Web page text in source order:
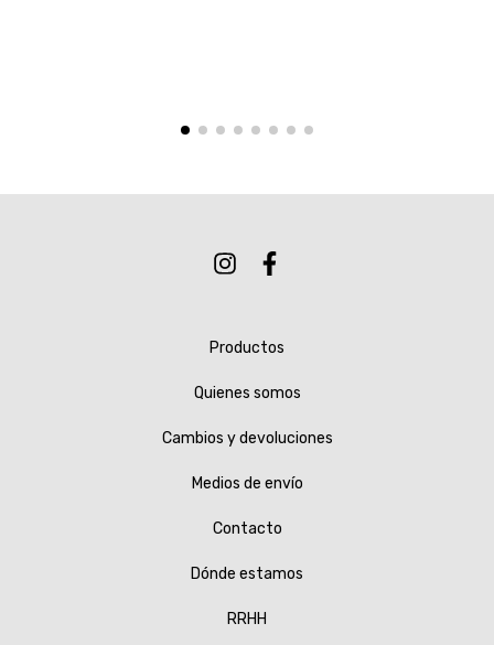
Productos
Quienes somos
Cambios y devoluciones
Medios de envío
Contacto
Dónde estamos
RRHH